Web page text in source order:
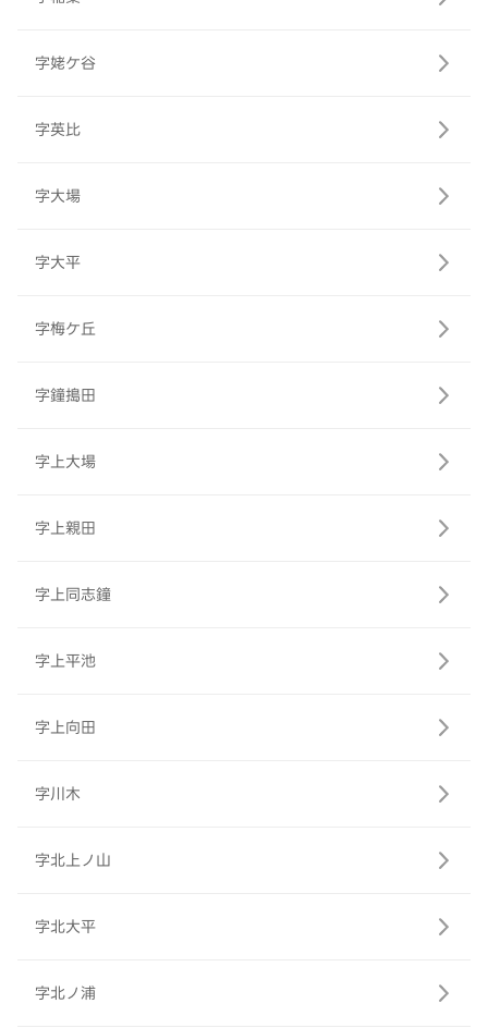
字姥ケ谷
字英比
字大場
字大平
字梅ケ丘
字鐘搗田
字上大場
字上親田
字上同志鐘
字上平池
字上向田
字川木
字北上ノ山
字北大平
字北ノ浦